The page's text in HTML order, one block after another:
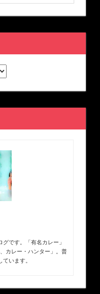
です。「有名カレー」
カレー・ハンター」。普
います。